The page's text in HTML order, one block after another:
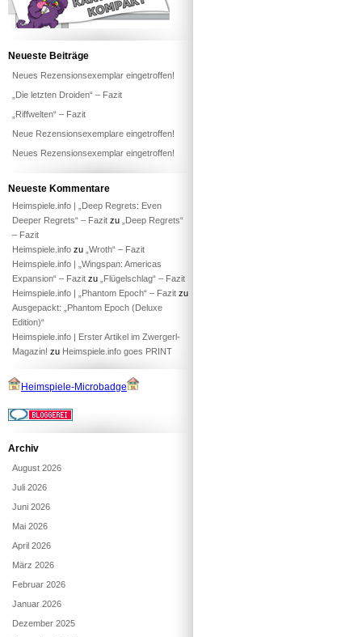
Neueste Beiträge
Neues Rezensionsexemplar eingetroffen!
„Die letzten Droiden“ – Fazit
„Riffwelten“ – Fazit
Neue Rezensionsexemplare eingetroffen!
Neues Rezensionsexemplar eingetroffen!
Neueste Kommentare
Heimspiele.info | „Deep Regrets: Even
Deeper Regrets“ – Fazit zu
„Deep Regrets“
– Fazit
Heimspiele.info zu „Wroth“ – Fazit
Heimspiele.info | „Wingspan: Americas
Expansion“ – Fazit zu
„Flügelschlag“ – Fazit
Heimspiele.info | „Phantom Epoch“ – Fazit zu
Ausgepackt: „Phantom Epoch (Deluxe
Edition)“
Heimspiele.info | Erster Artikel im Zwergerl-
Magazin! zu Heimspiele.info goes PRINT
Heimspiele-Microbadge
Archiv
August 2026
Juli 2026
Juni 2026
Mai 2026
April 2026
März 2026
Februar 2026
Januar 2026
Dezember 2025